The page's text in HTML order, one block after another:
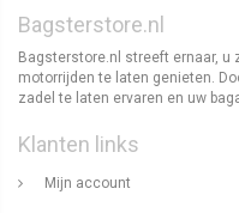
Bagsterstore.nl
Bagsterstore.nl streeft ernaar, u
motorrijden te laten genieten.
zadel te laten ervaren en uw
Klanten links
Mijn account